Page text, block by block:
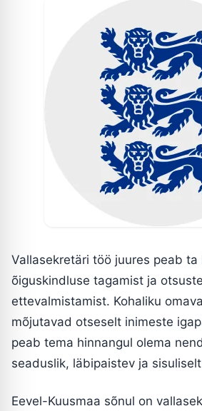
Vallasekretäri töö juures peab ta
õiguskindluse tagamist ja
ettevalmistamist. Kohaliku
mõjutavad otseselt inimeste
peab tema hinnangul olema
seaduslik, läbipaistev ja
Eevel-Kuusmaa sõnul on